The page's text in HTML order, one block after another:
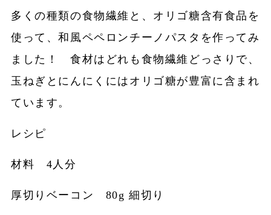
多くの種類の食物繊維と、オリゴ糖含有食品を
使って、和風ペペロンチーノパスタを作ってみ
ました！ 食材はどれも食物繊維どっさりで、
玉ねぎとにんにくにはオリゴ糖が豊富に含まれ
ています。
レシピ
材料 4人分
厚切りベーコン 80g 細切り